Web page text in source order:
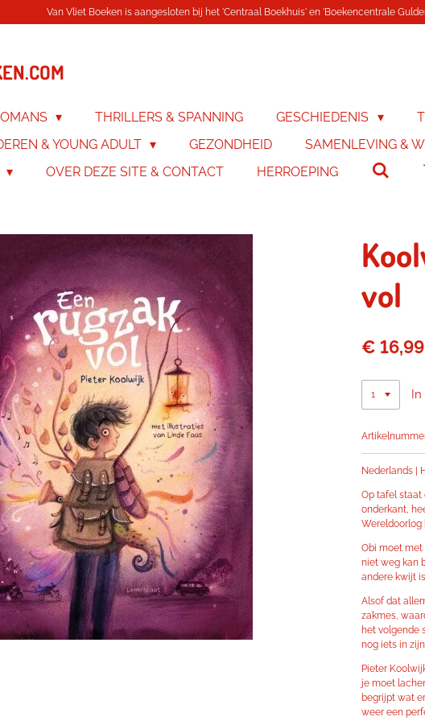
Van Vliet Boeken is aangesloten bij het 'Centraal Boekhuis' en 'Boekencentrale
THRILLERS & SPANNING GESCHIEDENIS
& YOUNG ADULT GEZONDHEID SAMENLEVING &
OVER DEZE SITE & CONTACT HERROEPING
vol
€ 16,99
Nederlands |
Op tafel staat
onderkant,
Wereldoorlog
Obi moet met
niet weg kan
andere kwijt
Alsof dat
zakmes,
het volgende
nog iets in
Pieter
je moet
begrijpt wat
weer een